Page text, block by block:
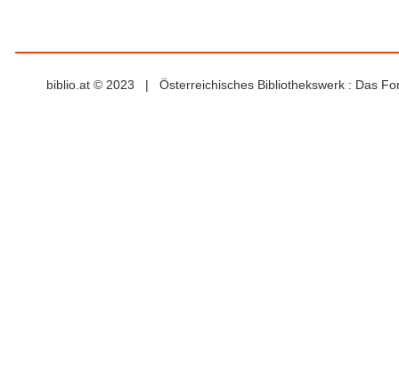
biblio.at © 2023 | Österreichisches Bibliothekswerk : Das